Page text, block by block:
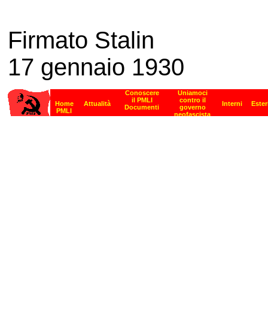
Firmato Stalin
17 gennaio 1930